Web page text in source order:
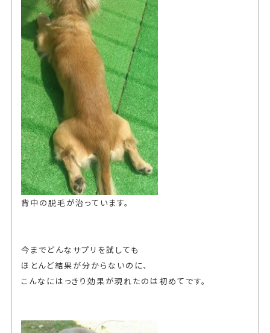
背中の脱毛が治っています。
今までどんなサプリを試しても
ほとんど結果が分からないのに、
こんなにはっきり効果が現れたのは初めてです。